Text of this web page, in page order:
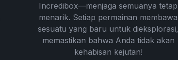
Incredibox—menjaga semuanya tetap
menarik. Setiap permainan membawa
sesuatu yang baru untuk dieksplorasi,
memastikan bahwa Anda tidak akan
kehabisan kejutan!